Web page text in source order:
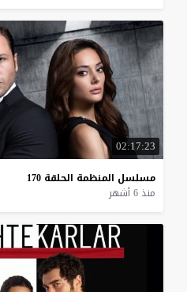
02:17:23
مسلسل المنظمة الحلقة 170
منذ 6 أشهر